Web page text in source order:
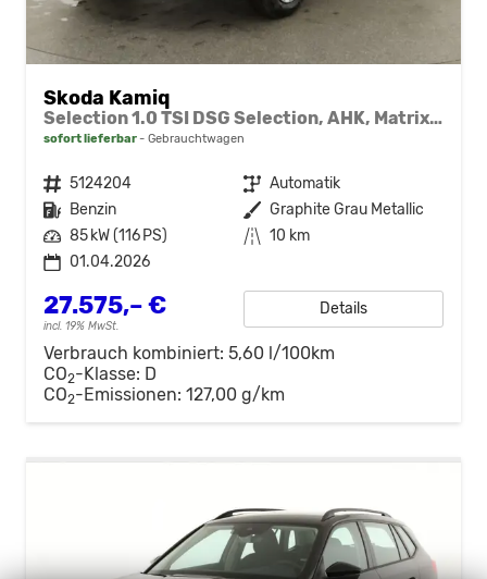
Skoda Kamiq
Selection 1.0 TSI DSG Selection, AHK, Matrix, Kamera, Ladeboden, Winter
sofort lieferbar Gebrauchtwagen
Fahrzeugnr. 5124204 Getriebe Automatik
Kraftstoff Benzin Außenfarbe Graphite Grau Metallic
Leistung 85 kW (116 PS) Kilometerstand 10 km
01.04.2026
27.575,– €
incl. 19% MwSt.
Details
Verbrauch kombiniert: 5,60 l/100km
CO2-Klasse: D
CO2-Emissionen: 127,00 g/km